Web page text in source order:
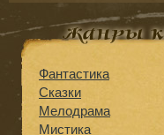
Фантастика
Сказки
Мелодрама
Мистика